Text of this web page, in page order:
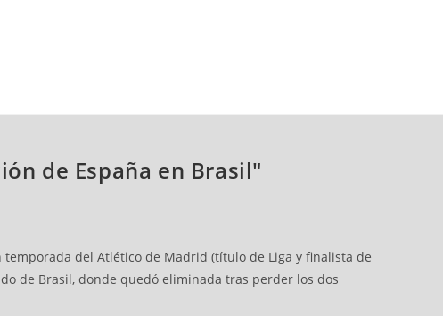
de España en Brasil"
del Atlético de Madrid (título de Liga y finalista de
de Brasil, donde quedó eliminada tras perder los dos